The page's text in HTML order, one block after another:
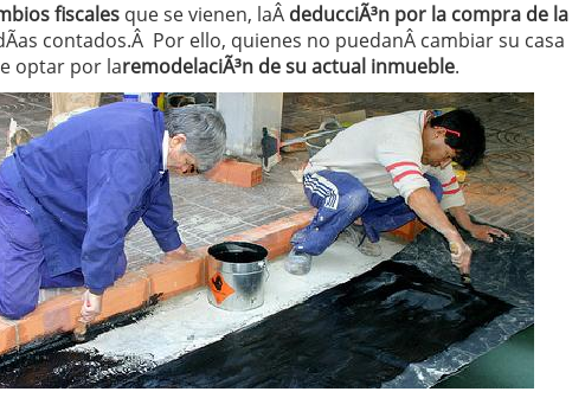
2026
de convenio en pymes: la obligación que muchas empresas
cuando ya es demasiado tarde 20/07/2026
de SIFX: Lo Que Deben Saber los Traders Mexicanos Antes de
29/06/2026
online vs proceso tradicional: ventajas reales para pymes
afrontar una baja mÃ©dica cuando trabajas por cuenta propia
fiscales que se vienen, laÂ deducciÃ³n por la compra de la
contados.Â Por ello, quienes no puedanÂ cambiar su casa
optar por laremodelaciÃ³n de su actual inmueble.